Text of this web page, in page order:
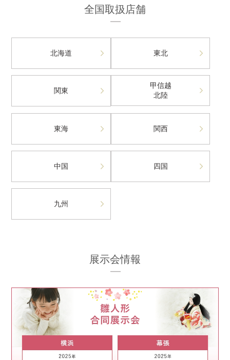
全国取扱店舗
北海道 東北
関東
甲信越
北陸
東海 関西
中国 四国
九州
展示会情報